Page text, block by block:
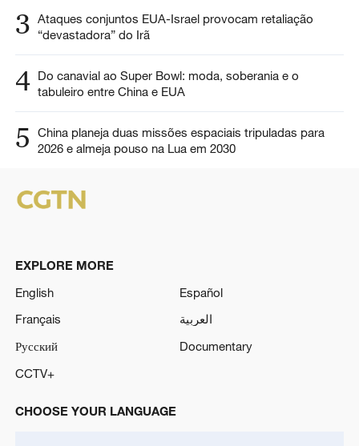
3 Ataques conjuntos EUA-Israel provocam retaliação
“devastadora” do Irã
4 Do canavial ao Super Bowl: moda, soberania e o
tabuleiro entre China e EUA
5
China planeja duas missões espaciais tripuladas para
2026 e almeja pouso na Lua em 2030
EXPLORE MORE
English
Español
Français
العربية
Русский
Documentary
CCTV+
CHOOSE YOUR LANGUAGE